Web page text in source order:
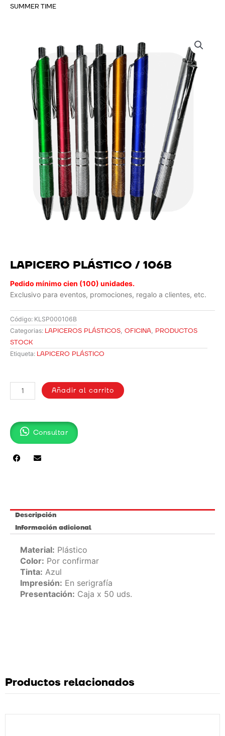
SUMMER TIME
LAPICERO PLÁSTICO / 106B
Pedido mínimo cien (100) unidades.
Exclusivo para eventos, promociones, regalo a clientes, etc.
Código: KLSP000106B
Categorias: LAPICEROS PLÁSTICOS, OFICINA, PRODUCTOS
STOCK
Etiqueta: LAPICERO PLÁSTICO
PLÁSTICO
/
cantidad
Añadir al carrito
Consultar
Descripción
Información adicional
Material: Plástico
Color: Por confirmar
Tinta: Azul
Impresión: En serigrafía
Presentación: Caja x 50 uds.
Productos relacionados